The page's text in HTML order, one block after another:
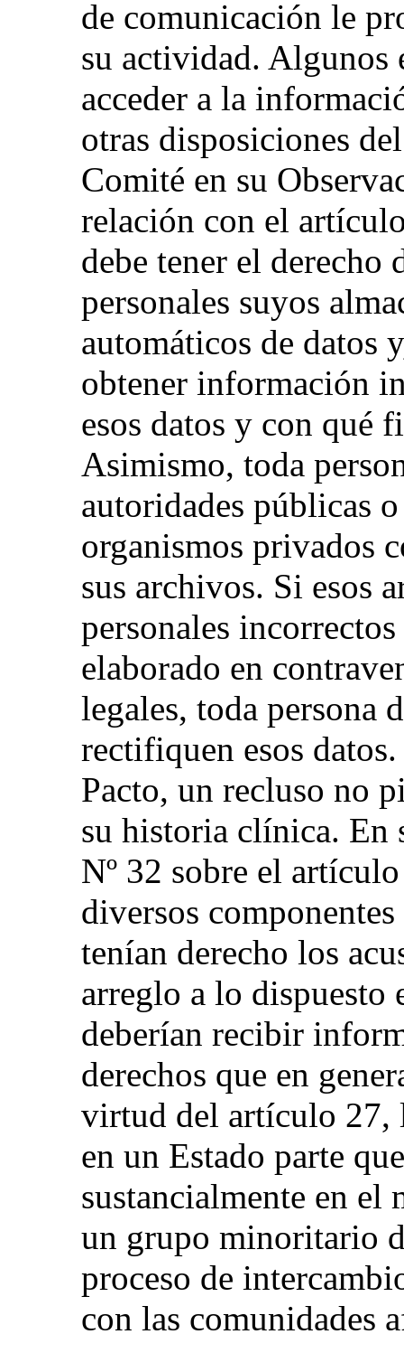
de comunicación le
su actividad. Algunos
acceder a la
otras disposiciones
Comité en su
relación con el
debe tener el derecho
personales suyos
automáticos de datos
obtener información
esos datos y con qué
Asimismo, toda
autoridades públicas
organismos privados
sus archivos. Si esos
personales
elaborado en
legales, toda persona
rectifiquen esos
Pacto, un recluso no
su historia clínica. En
Nº 32 sobre el
diversos
tenían derecho los
arreglo a lo dispuesto
deberían recibir
derechos que en
virtud del artículo 27,
en un Estado parte
sustancialmente en
un grupo minoritario
proceso de
con las comunidades